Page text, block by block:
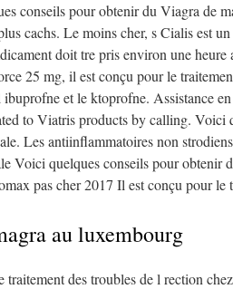
conseils pour obtenir du Viagra de
cachs. Le moins cher, s Cialis est
doit tre pris environ une
25 mg, il est conçu pour le
et le ktoprofne. Assistance
to Viatris products by calling.
Les antiinflammatoires non
Voici quelques conseils pour obtenir
pas cher 2017 Il est conçu pour le
au luxembourg
traitement des troubles de l rection